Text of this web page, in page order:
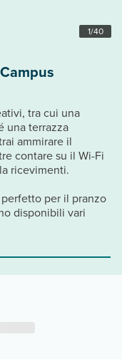
1/40
tra cui una
una terrazza
ammirare il
contare su il Wi-Fi
ricevimenti.
per il pranzo
disponibili vari